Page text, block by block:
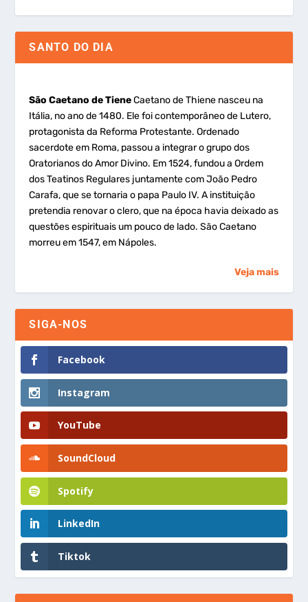
SANTO DO DIA
São Caetano de TieneCaetano de Thiene nasceu na
Itália, no ano de 1480. Ele foi contemporâneo de Lutero,
protagonista da Reforma Protestante. Ordenado
sacerdote em Roma, passou a integrar o grupo dos
Oratorianos do Amor Divino. Em 1524, fundou a Ordem
dos Teatinos Regulares juntamente com João Pedro
Carafa, que se tornaria o papa Paulo IV. A instituição
pretendia renovar o clero, que na época havia deixado as
questões espirituais um pouco de lado. São Caetano
morreu em 1547, em Nápoles.
Veja mais
SIGA-NOS
Facebook
Instagram
YouTube
SoundCloud
Spotify
LinkedIn
Tiktok